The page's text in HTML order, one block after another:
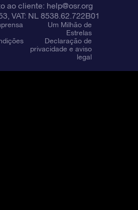
ao cliente: help@osr.org
VAT: NL 8538.62.722B01
Um Milhão de
Estrelas
Declaração de
privacidade e aviso
legal